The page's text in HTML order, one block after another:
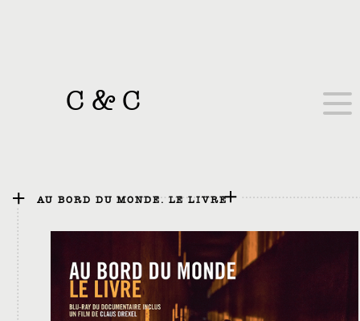
C &C
AU BORD DU MONDE. LE LIVRE